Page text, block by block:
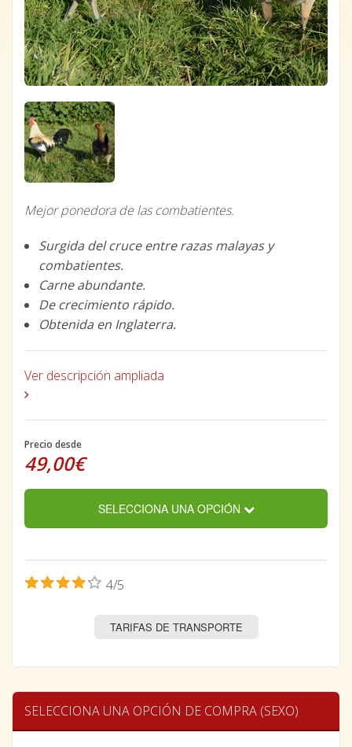
Mejor ponedora de las combatientes.
Surgida del cruce entre razas malayas y
combatientes.
Carne abundante.
De crecimiento rápido.
Obtenida en Inglaterra.
Ver descripción ampliada
Precio desde
49,00€
SELECCIONA UNA OPCIÓN
4/5
TARIFAS DE TRANSPORTE
SELECCIONA UNA OPCIÓN DE COMPRA (SEXO)